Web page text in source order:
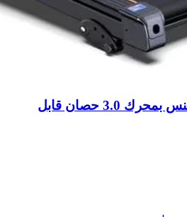
جهاز مشي مارشال فيتنس بمحرك 3.0 حصان قابل